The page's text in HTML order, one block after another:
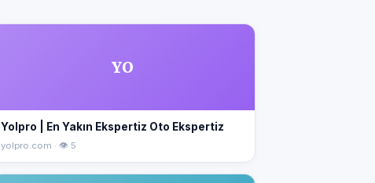
YO
Yolpro | En Yakın Ekspertiz Oto Ekspertiz
yolpro.com · 👁 5